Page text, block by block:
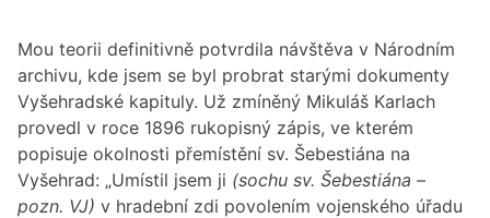
Mou teorii definitivně potvrdila návštěva v Národním
archivu, kde jsem se byl probrat starými dokumenty
Vyšehradské kapituly. Už zmíněný Mikuláš Karlach
provedl v roce 1896 rukopisný zápis, ve kterém
popisuje okolnosti přemístění sv. Šebestiána na
Vyšehrad: „Umístil jsem ji (sochu sv. Šebestiána –
pozn. VJ) v hradební zdi povolením vojenského úřadu